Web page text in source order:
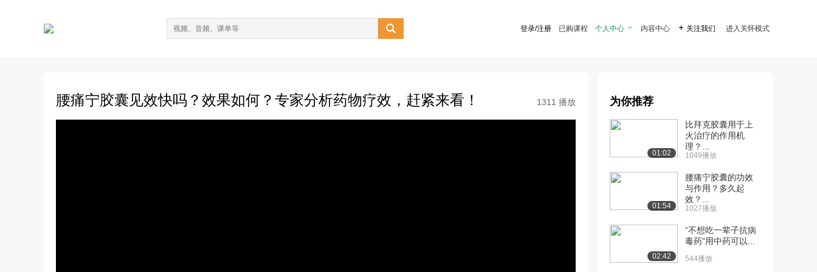
 登录/注册 已购课程 个人中心  内容中心  关注我们 进入关怀模式
腰痛宁胶囊见效快吗？效果如何？专家分析药物疗效，赶紧来看！ 1311 播放 为你推荐
01:02
比拜克胶囊用于上
火治疗的作用机
理？...
1049播放
01:54
腰痛宁胶囊的功效
与作用？多久起
效？...
1027播放
02:42
“不想吃一辈子抗病
毒药”用中药可以...
544播放